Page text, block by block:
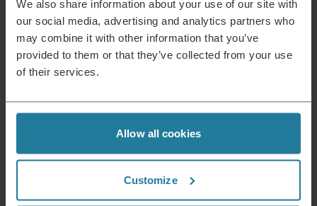
We also share information about your use of our site with
our social media, advertising and analytics partners who
may combine it with other information that you’ve
provided to them or that they’ve collected from your use
of their services.
Allow all cookies
Customize